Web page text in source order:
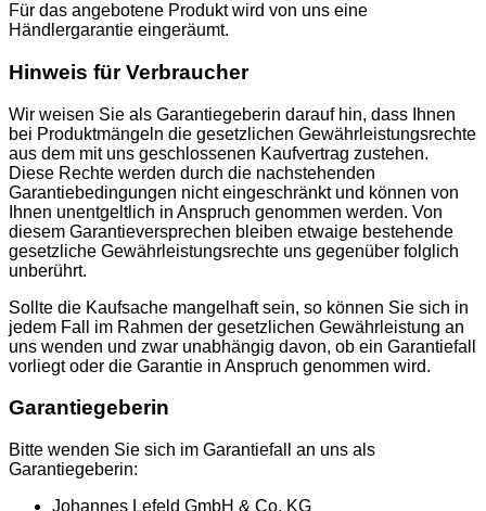
Für das angebotene Produkt wird von uns eine
Händlergarantie eingeräumt.
Hinweis für Verbraucher
Wir weisen Sie als Garantiegeberin darauf hin, dass Ihnen
bei Produktmängeln die gesetzlichen Gewährleistungsrechte
aus dem mit uns geschlossenen Kaufvertrag zustehen.
Diese Rechte werden durch die nachstehenden
Garantiebedingungen nicht eingeschränkt und können von
Ihnen unentgeltlich in Anspruch genommen werden. Von
diesem Garantieversprechen bleiben etwaige bestehende
gesetzliche Gewährleistungsrechte uns gegenüber folglich
unberührt.
Sollte die Kaufsache mangelhaft sein, so können Sie sich in
jedem Fall im Rahmen der gesetzlichen Gewährleistung an
uns wenden und zwar unabhängig davon, ob ein Garantiefall
vorliegt oder die Garantie in Anspruch genommen wird.
Garantiegeberin
Bitte wenden Sie sich im Garantiefall an uns als
Garantiegeberin:
Johannes Lefeld GmbH & Co. KG